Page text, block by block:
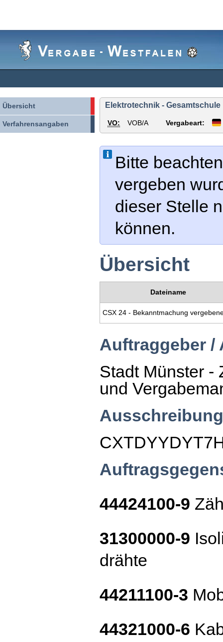
Übersicht
Verfahrensangaben
Elektrotechnik -
VO: VOB/A Vergabeart:
Bitte
vergeben
dieser Stelle
können.
Übersicht
Dateiname
Auftraggeber /
Stadt Münster -
und
44424100-9
31300000-9
drähte
44211100-3
44321000-6